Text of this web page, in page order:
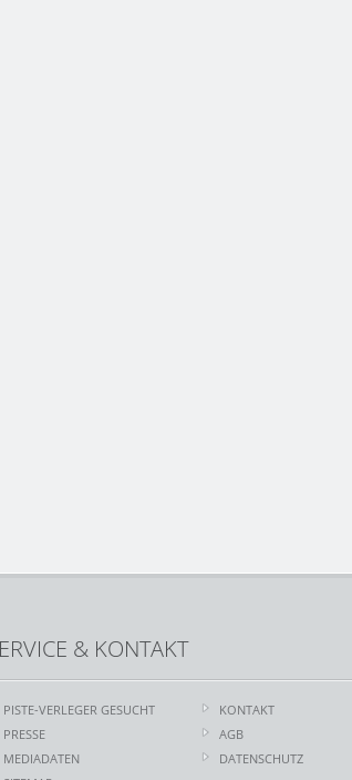
& KONTAKT
PISTE-VERLEGER GESUCHT
PRESSE
MEDIADATEN
KONTAKT
AGB
DATENSCHUTZ